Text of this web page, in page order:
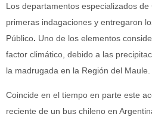
Los departamentos especializados
primeras indagaciones y entregaron
Público. Uno de los elementos
factor climático, debido a las
la madrugada en la Región del Maule.
Coincide en el tiempo en parte este
reciente de un bus chileno en